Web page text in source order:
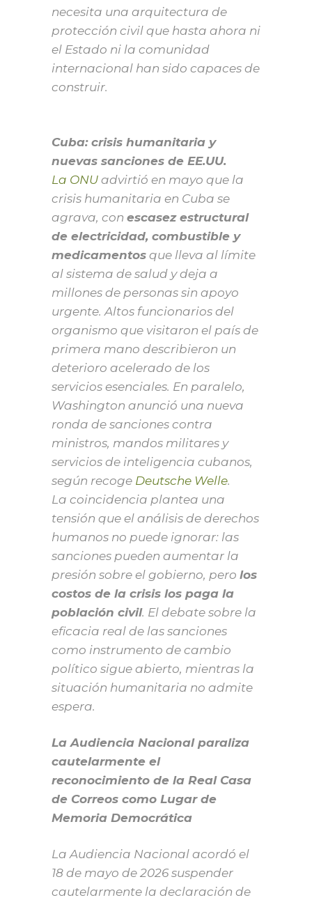
necesita una arquitectura de
protección civil que hasta ahora ni
el Estado ni la comunidad
internacional han sido capaces de
construir.
Cuba: crisis humanitaria y
nuevas sanciones de EE.UU.
La ONU advirtió en mayo que la
crisis humanitaria en Cuba se
agrava, con escasez estructural
de electricidad, combustible y
medicamentos que lleva al límite
al sistema de salud y deja a
millones de personas sin apoyo
urgente. Altos funcionarios del
organismo que visitaron el país de
primera mano describieron un
deterioro acelerado de los
servicios esenciales. En paralelo,
Washington anunció una nueva
ronda de sanciones contra
ministros, mandos militares y
servicios de inteligencia cubanos,
según recoge Deutsche Welle.
La coincidencia plantea una
tensión que el análisis de derechos
humanos no puede ignorar: las
sanciones pueden aumentar la
presión sobre el gobierno, pero los
costos de la crisis los paga la
población civil. El debate sobre la
eficacia real de las sanciones
como instrumento de cambio
político sigue abierto, mientras la
situación humanitaria no admite
espera.
La Audiencia Nacional paraliza
cautelarmente el
reconocimiento de la Real Casa
de Correos como Lugar de
Memoria Democrática
La Audiencia Nacional acordó el
18 de mayo de 2026 suspender
cautelarmente la declaración de